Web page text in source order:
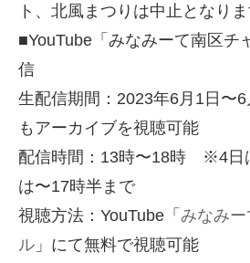
ト、北風まつりは中止となり
■YouTube「みなみーて南区チ
信
生配信期間：2023年6月1日
もアーカイブを視聴可能
配信時間：13時〜18時 ※4日
は〜17時半まで
視聴方法：YouTube「 みなみ
ル 」にて無料で視聴可能